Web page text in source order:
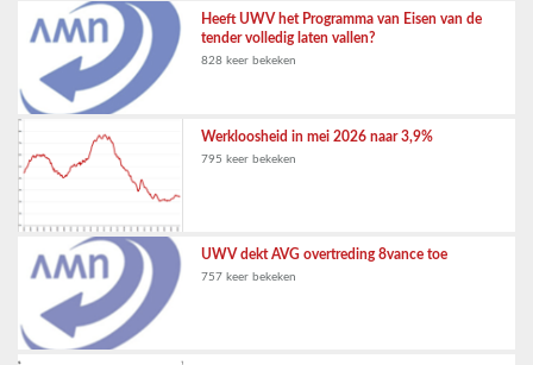
Heeft UWV het Programma van Eisen van de
tender volledig laten vallen?
828 keer bekeken
Werkloosheid in mei 2026 naar 3,9%
795 keer bekeken
UWV dekt AVG overtreding 8vance toe
757 keer bekeken